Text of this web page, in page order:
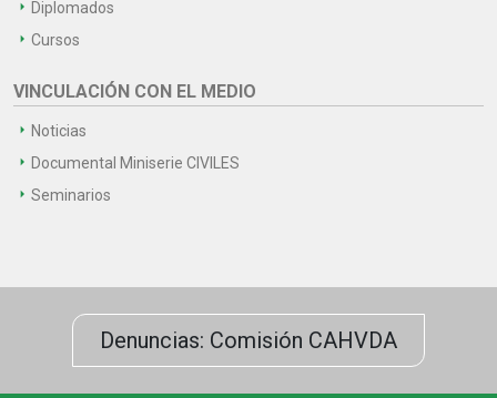
Diplomados
Cursos
VINCULACIÓN CON EL MEDIO
Noticias
Documental Miniserie CIVILES
Seminarios
Denuncias: Comisión CAHVDA